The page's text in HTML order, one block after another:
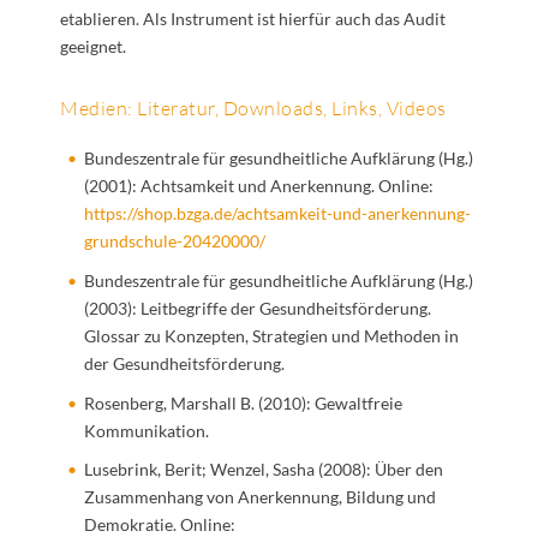
etablieren. Als Instrument ist hierfür auch das Audit
geeignet.
Medien: Literatur, Downloads, Links, Videos
Bundeszentrale für gesundheitliche Aufklärung (Hg.)
(2001): Achtsamkeit und Anerkennung. Online:
https://shop.bzga.de/achtsamkeit-und-anerkennung-
grundschule-20420000/
Bundeszentrale für gesundheitliche Aufklärung (Hg.)
(2003): Leitbegriffe der Gesundheitsförderung.
Glossar zu Konzepten, Strategien und Methoden in
der Gesundheitsförderung.
Rosenberg, Marshall B. (2010): Gewaltfreie
Kommunikation.
Lusebrink, Berit; Wenzel, Sasha (2008): Über den
Zusammenhang von Anerkennung, Bildung und
Demokratie. Online: